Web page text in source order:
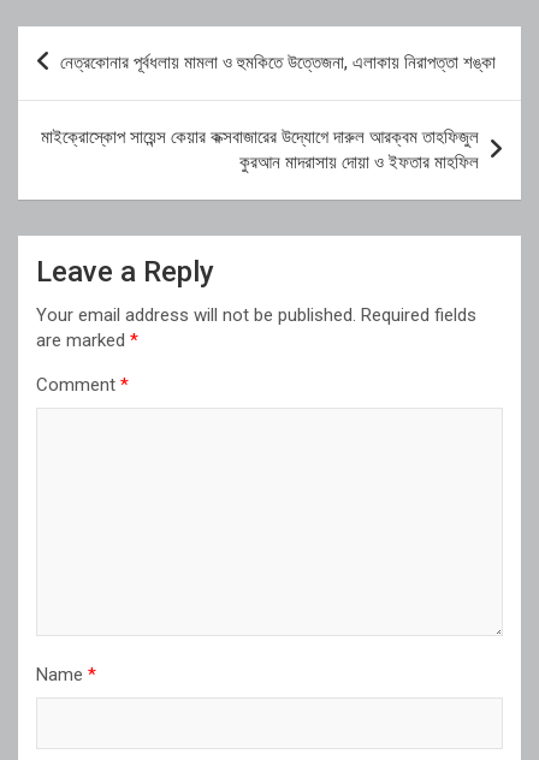
Post
navigation
নেত্রকোনার পূর্বধলায় মামলা ও হুমকিতে উত্তেজনা, এলাকায় নিরাপত্তা শঙ্কা
মাইক্রোস্কোপ সায়েন্স কেয়ার কক্সবাজারের উদ্যোগে দারুল আরক্বম তাহফিজুল
কুরআন মাদরাসায় দোয়া ও ইফতার মাহফিল
Leave a Reply
Your email address will not be published. Required fields
are marked *
Comment *
Name *